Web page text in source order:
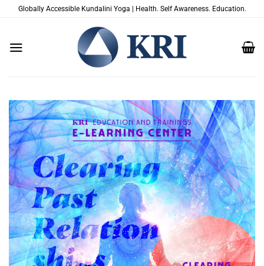
SaltarGlobally Accessible Kundalini Yoga | Health. Self Awareness. Education.